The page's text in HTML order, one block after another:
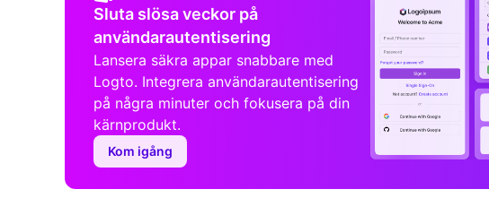
Sluta slösa veckor på
användarautentisering
Lansera säkra appar snabbare med
Logto. Integrera användarautentisering
på några minuter och fokusera på din
kärnprodukt.
Kom igång